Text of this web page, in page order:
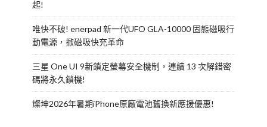
起!
唯快不破! enerpad 新一代UFO GLA-10000 固態磁吸行
動電源，掀磁吸快充革命
三星 One UI 9新鎖定螢幕安全機制，連續 13 次解錯密
碼將永久鎖機!
燦坤2026年暑期iPhone原廠電池舊換新應援優惠!